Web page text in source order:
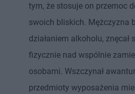
tym, że stosuje on przemoc
swoich bliskich. Mężczyzna
działaniem alkoholu, znęcał
fizycznie nad wspólnie
osobami. Wszczynał
przedmioty wyposażenia